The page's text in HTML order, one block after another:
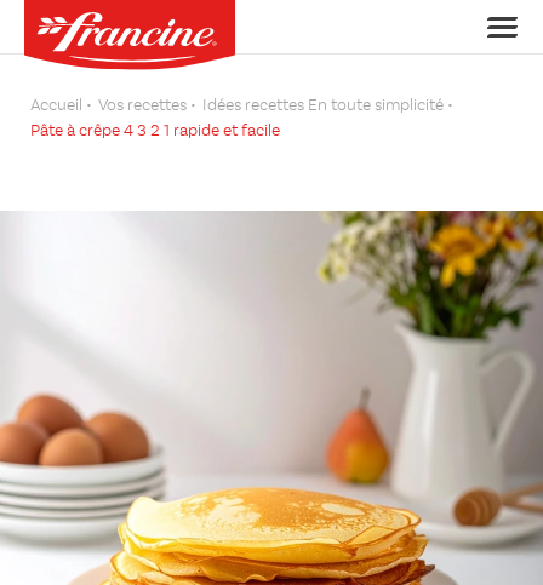
Accueil Vos recettes
Idées recettes En toute simplicité
Pâte à crêpe 4 3 2 1 rapide et facile